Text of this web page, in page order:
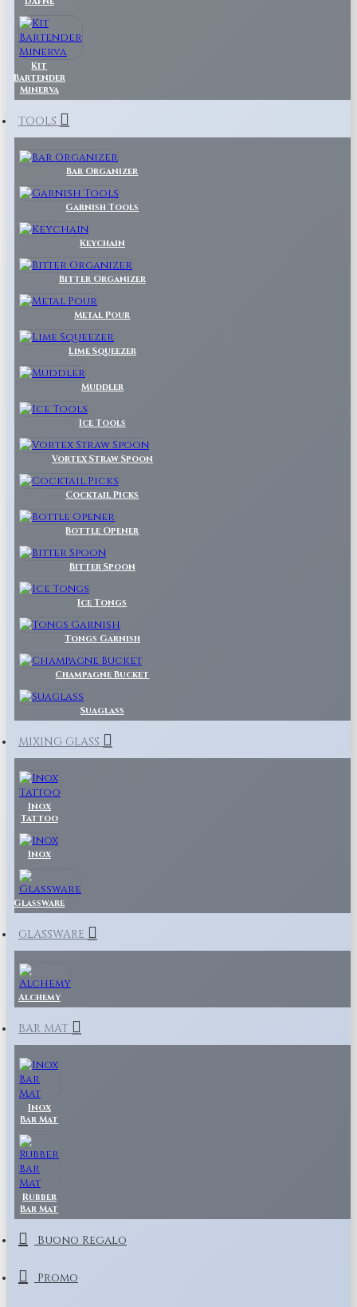
Kit
Bartender
Minerva
TOOLS
Bar Organizer
Garnish Tools
Keychain
Bitter Organizer
Metal Pour
Lime Squeezer
Muddler
Ice Tools
Vortex Straw Spoon
Cocktail Picks
Bottle Opener
Bitter Spoon
Ice Tongs
Tongs Garnish
Champagne Bucket
Suaglass
MIXING GLASS
Inox
Tattoo
Inox
Glassware
GLASSWARE
Alchemy
BAR MAT
Inox
Bar Mat
Rubber
Bar Mat
Buono Regalo
Promo